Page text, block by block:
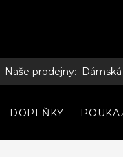
Naše prodejny:
DOPLŇKY